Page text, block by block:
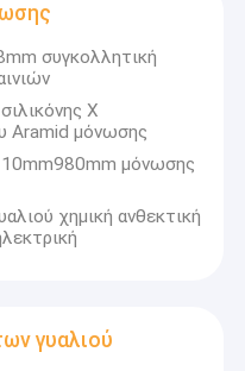
συγκολλητική
Χ
Aramid μόνωσης
10mm980mm μόνωσης
χημική ανθεκτική
γυαλιού